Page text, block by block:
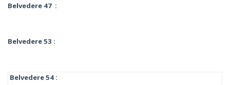
Belvedere 47 :
Belvedere 53 :
Belvedere 54 :